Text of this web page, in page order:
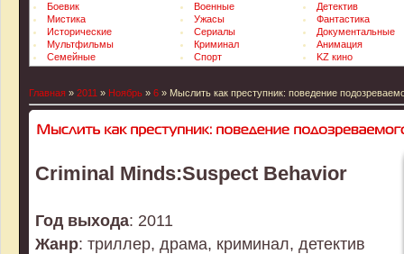
Боевик
Военные
Детектив
Мистика
Ужасы
Фантастика
Исторические
Сериалы
Документальные
Мультфильмы
Криминал
Анимация
Семейные
Спорт KZ кино
Главная » 2011 » Ноябрь » 6 » Мыслить как преступник: поведение
Criminal Minds:Suspect Behavior
Год выхода: 2011
Жанр: триллер, драма, криминал, детектив